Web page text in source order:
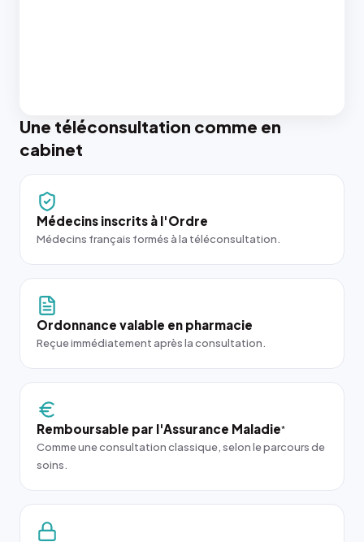
Une téléconsultation comme en
cabinet
Médecins inscrits à l'Ordre
Médecins français formés à la téléconsultation.
Ordonnance valable en pharmacie
Reçue immédiatement après la consultation.
Remboursable par l'Assurance Maladie*
Comme une consultation classique, selon le parcours de
soins.